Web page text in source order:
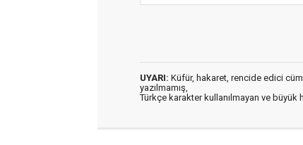
UYARI: Küfür, hakaret, rencide edici
yazılmamış,
Türkçe karakter kullanılmayan ve büyük